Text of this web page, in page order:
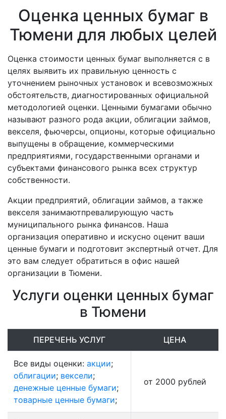
Оценка ценных бумаг в
Тюмени для любых целей
Оценка стоимости ценных бумаг выполняется с в
целях выявить их правильную ценность с
уточнением рыночных установок и всевозможных
обстоятельств, диагностированных официальной
методологией оценки. Ценными бумагами обычно
называют разного рода акции, облигации займов,
векселя, фьючерсы, опционы, которые официально
выпущены в обращение, коммерческими
предприятиями, государственными органами и
субъектами финансового рынка всех структур
собственности.
Акции предприятий, облигации займов, а также
векселя занимаютпревалирующую часть
муниципального рынка финансов. Наша
организация оперативно и искусно оценит ваши
ценные бумаги и подготовит экспертный отчет. Для
это вам следует обратиться в офис нашей
организации в Тюмени.
Услуги оценки ценных бумаг
в Тюмени
ПЕРЕЧЕНЬ УСЛУГ ЦЕНА
Все виды оценки: акции;
облигации; вексели;
денежные ценные бумаги;
товарные ценные бумаги;
от 2000 рублей